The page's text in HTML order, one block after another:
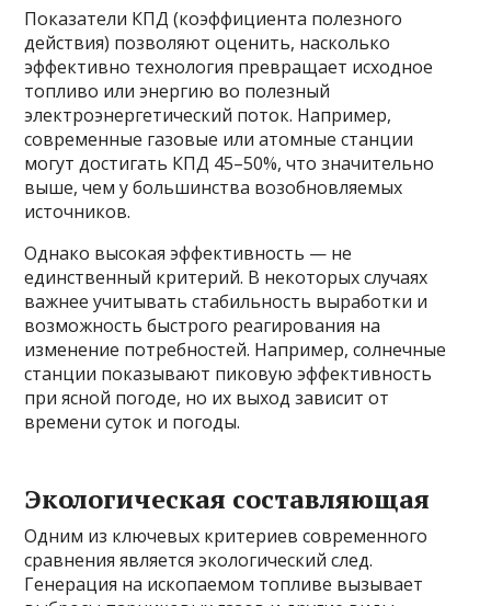
Показатели КПД (коэффициента полезного
действия) позволяют оценить, насколько
эффективно технология превращает исходное
топливо или энергию во полезный
электроэнергетический поток. Например,
современные газовые или атомные станции
могут достигать КПД 45–50%, что значительно
выше, чем у большинства возобновляемых
источников.
Однако высокая эффективность — не
единственный критерий. В некоторых случаях
важнее учитывать стабильность выработки и
возможность быстрого реагирования на
изменение потребностей. Например, солнечные
станции показывают пиковую эффективность
при ясной погоде, но их выход зависит от
времени суток и погоды.
Экологическая составляющая
Одним из ключевых критериев современного
сравнения является экологический след.
Генерация на ископаемом топливе вызывает